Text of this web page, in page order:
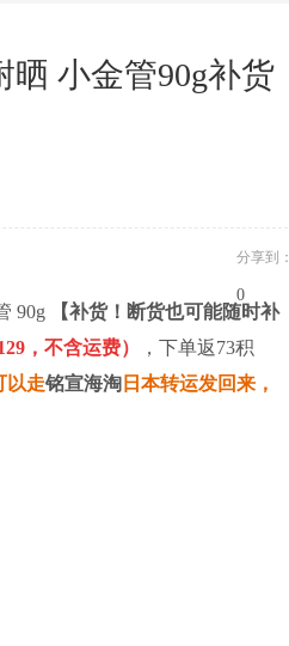
晒 小金管90g补货
分享到：
0
90g
【补货！断货也可能随时补
，不含运费）
，下单返73积
以走铭宣海淘 日本转运发回来，